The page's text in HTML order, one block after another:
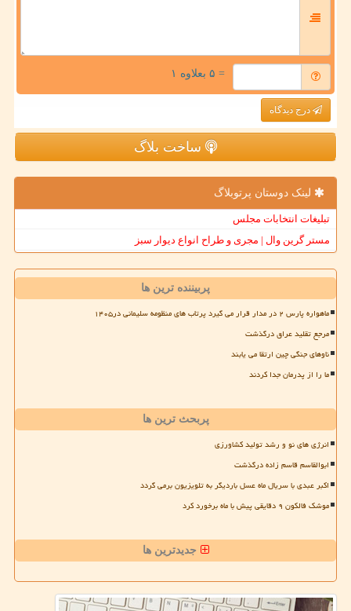
= ۵ بعلاوه ۱
درج دیدگاه
ساخت بلاگ
لینک دوستان پرتوبلاگ
تبلیغات انتخابات مجلس
مستر گرین وال | مجری و طراح انواع دیوار سبز
پربیننده ترین ها
ماهواره پارس ۲ در مدار قرار می گیرد پرتاب های منظومه سلیمانی در۱۴۰۵
مرجع تقلید عراق درگذشت
ناوهای جنگی چین ارتقا می یابند
ما را از پدرمان جدا کردند
پربحث ترین ها
انرژی های نو و رشد تولید کشاورزی
ابوالقاسم قاسم زاده درگذشت
اکبر عبدی با سریال ماه عسل باردیگر به تلویزیون برمی گردد
موشک فالکون ۹ دقایقی پیش با ماه برخورد کرد
جدیدترین ها